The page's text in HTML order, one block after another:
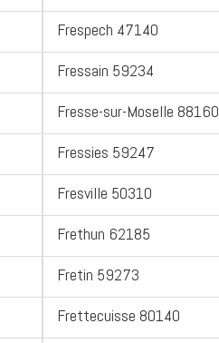
Frespech 47140
Fressain 59234
Fresse-sur-Moselle 88160
Fressies 59247
Fresville 50310
Frethun 62185
Fretin 59273
Frettecuisse 80140